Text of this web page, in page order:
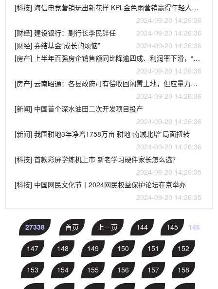
[科技] 海信电竞营销玩出新花样 KPL金色雨营销赢得年轻人群追捧
2024-09-20 14:26:36
[财经] 建设银行：副行长李民辞任
2024-09-20 14:26:36
[财经] 券结基金“成长的烦恼”
2024-09-20 14:26:36
[房产] 上半年百强房企销售额同比降逾四成、利润率下滑，“一二线城市仍存巨大结构性机会”
2024-09-20 14:26:36
[房产] 云南昭通：各县政府可有偿收回闲置土地，但应量力而行，不得增加隐性债务
2024-09-20 14:26:36
[新闻] 中国首个深水油田二次开发项目投产
2024-09-20 14:26:36
[新闻] 我国耕地3年净增1758万亩 耕地“南减北增”局面扭转
2024-09-20 14:26:36
[科技] 首款彩屏学练机上市 新老学习硬件家长怎么选？
2024-09-20 14:26:35
[科技] 中国网民文化节丨2024网民权益保护论坛在京举办
2024-09-20 14:26:35
27338 首页 上一页 144 145 146
147 148 149 150 151 152
153 154 155 156 157 158